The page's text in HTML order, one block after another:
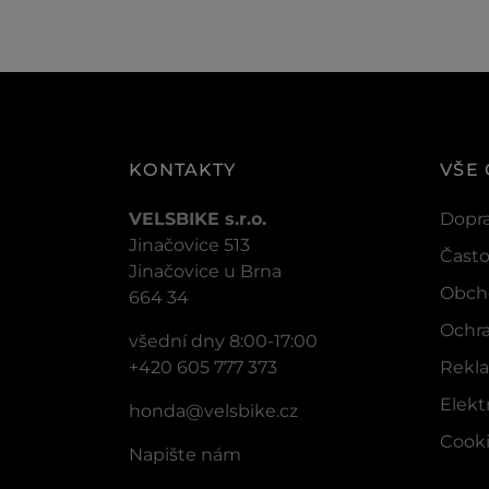
KONTAKTY
VELSBIKE s.r.o.
Jinačovice 513
Jinačovice u Brna
664 34
všední dny 8:00-17:00
+420 605 777 373
honda@velsbike.cz
Napište nám
VŠE